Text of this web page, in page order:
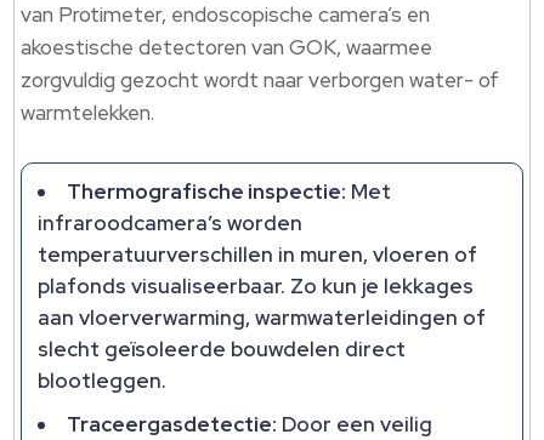
van Protimeter, endoscopische camera’s en
akoestische detectoren van GOK, waarmee
zorgvuldig gezocht wordt naar verborgen water- of
warmtelekken.​
Thermografische inspectie: Met
infraroodcamera’s worden
temperatuurverschillen in muren, vloeren of
plafonds visualiseerbaar.​ Zo kun je lekkages
aan vloerverwarming, warmwaterleidingen of
slecht geïsoleerde bouwdelen direct
blootleggen.​
Traceergasdetectie: Door een veilig